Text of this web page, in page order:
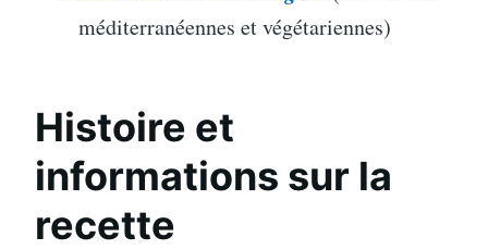
méditerranéennes et végétariennes)
Histoire et
informations sur la
recette